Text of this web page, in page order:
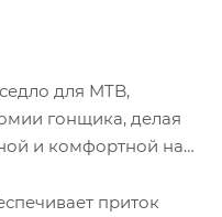
для MTB,
гонщика, делая
и комфортной на
приток